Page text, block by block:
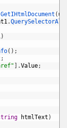
GetIHtmlDocument (
.QuerySelectorAll
)
( ) ;
;
.Value;
htmlText )